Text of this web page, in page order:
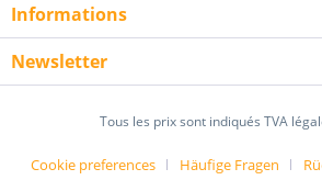
Informations
Newsletter
Tous les prix sont indiqués TVA
Cookie preferences Häufige Fragen